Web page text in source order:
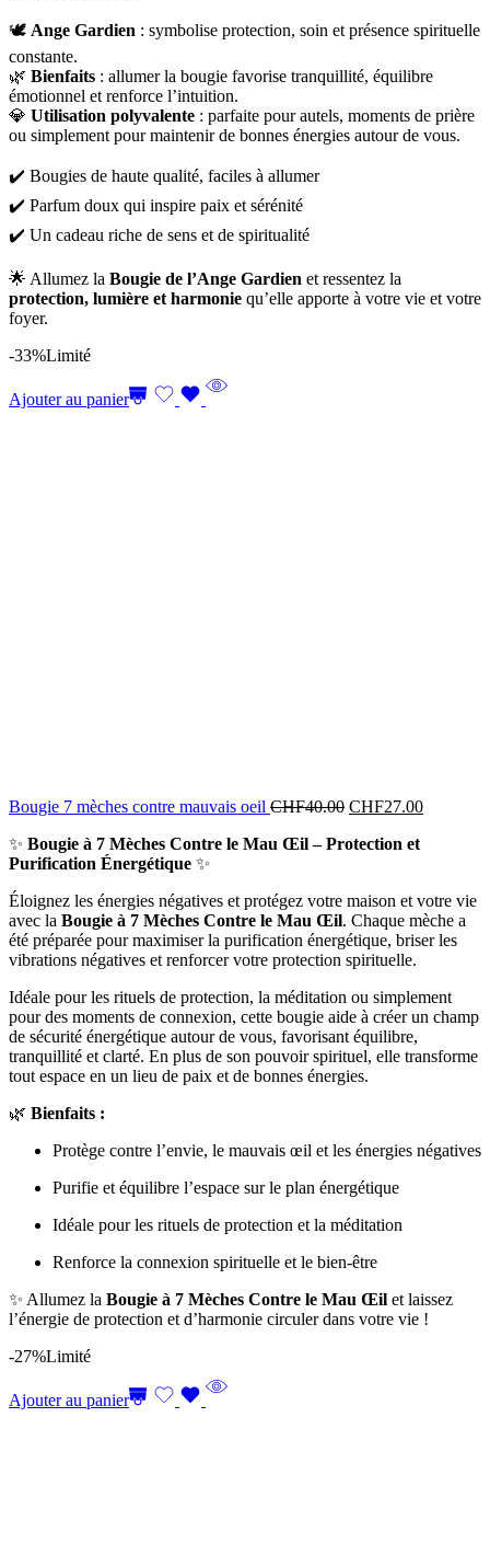
🕊️ Ange Gardien : symbolise protection, soin et présence spirituelle
constante.
🌿 Bienfaits : allumer la bougie favorise tranquillité, équilibre
émotionnel et renforce l’intuition.
💎 Utilisation polyvalente : parfaite pour autels, moments de prière
ou simplement pour maintenir de bonnes énergies autour de vous.
✔️ Bougies de haute qualité, faciles à allumer
✔️ Parfum doux qui inspire paix et sérénité
✔️ Un cadeau riche de sens et de spiritualité
🌟 Allumez la Bougie de l’Ange Gardien et ressentez la
protection, lumière et harmonie qu’elle apporte à votre vie et votre
foyer.
-33%Limité
Ajouter au panier
Bougie 7 mèches contre mauvais oeil CHF40.00 CHF27.00
✨ Bougie à 7 Mèches Contre le Mau Œil – Protection et
Purification Énergétique ✨
Éloignez les énergies négatives et protégez votre maison et votre vie
avec la Bougie à 7 Mèches Contre le Mau Œil. Chaque mèche a
été préparée pour maximiser la purification énergétique, briser les
vibrations négatives et renforcer votre protection spirituelle.
Idéale pour les rituels de protection, la méditation ou simplement
pour des moments de connexion, cette bougie aide à créer un champ
de sécurité énergétique autour de vous, favorisant équilibre,
tranquillité et clarté. En plus de son pouvoir spirituel, elle transforme
tout espace en un lieu de paix et de bonnes énergies.
🌿 Bienfaits :
Protège contre l’envie, le mauvais œil et les énergies négatives
Purifie et équilibre l’espace sur le plan énergétique
Idéale pour les rituels de protection et la méditation
Renforce la connexion spirituelle et le bien-être
✨ Allumez la Bougie à 7 Mèches Contre le Mau Œil et laissez
l’énergie de protection et d’harmonie circuler dans votre vie !
-27%Limité
Ajouter au panier